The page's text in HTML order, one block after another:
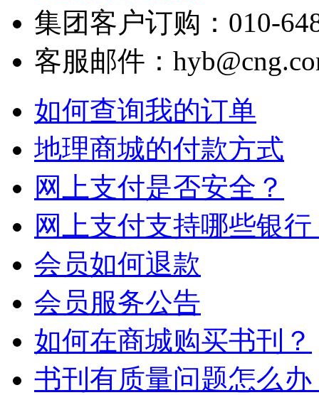
集团客户订购：010-
客服邮件：
如何查询我的订单
地理商城的付款方式
网上支付是否安全？
网上支付支持哪些银行
会员如何退款
会员服务公告
如何在商城购买书刊？
书刊有质量问题怎么办